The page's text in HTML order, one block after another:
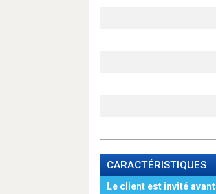
CARACTÉRISTIQUES
Le client est invité